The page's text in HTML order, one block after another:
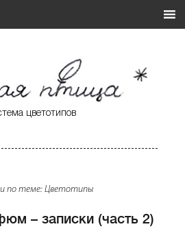
цветотипов
по теме: Цветотипы
– записки (часть 2)